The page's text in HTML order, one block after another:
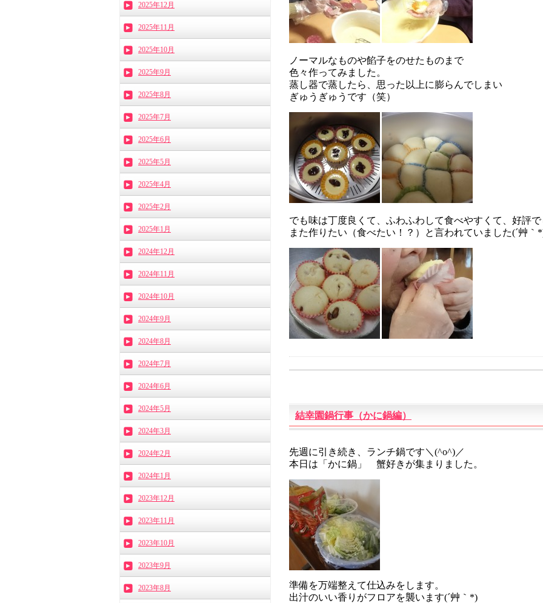
ノーマルなものや餡子をのせたものまで
色々作ってみました。
蒸し器で蒸したら、思った以上に膨らんでしまい
ぎゅうぎゅうです（笑）
でも味は丁度良くて、ふわふわして食べやすくて、好評
また作りたい（食べたい！？）と言われていました(´艸｀
結幸園鍋行事（かに鍋編）
先週に引き続き、ランチ鍋です＼(^o^)／
本日は「かに鍋」 蟹好きが集まりました。
準備を万端整えて仕込みをします。
出汁のいい香りがフロアを襲います(´艸｀*)
2025年12月
2025年11月
2025年10月
2025年9月
2025年8月
2025年7月
2025年6月
2025年5月
2025年4月
2025年2月
2025年1月
2024年12月
2024年11月
2024年10月
2024年9月
2024年8月
2024年7月
2024年6月
2024年5月
2024年3月
2024年2月
2024年1月
2023年12月
2023年11月
2023年10月
2023年9月
2023年8月